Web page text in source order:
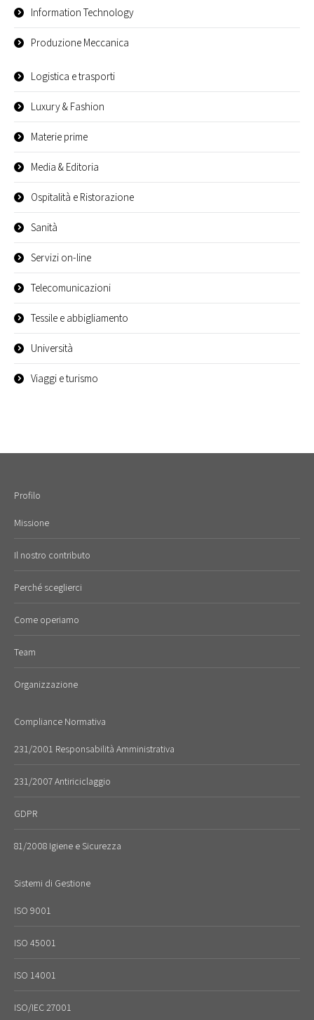
Information Technology
Produzione Meccanica
Logistica e trasporti
Luxury & Fashion
Materie prime
Media & Editoria
Ospitalità e Ristorazione
Sanità
Servizi on-line
Telecomunicazioni
Tessile e abbigliamento
Università
Viaggi e turismo
Profilo
Missione
Il nostro contributo
Perché sceglierci
Come operiamo
Team
Organizzazione
Compliance Normativa
231/2001 Responsabilità Amministrativa
231/2007 Antiriciclaggio
GDPR
81/2008 Igiene e Sicurezza
Sistemi di Gestione
ISO 9001
ISO 45001
ISO 14001
ISO/IEC 27001